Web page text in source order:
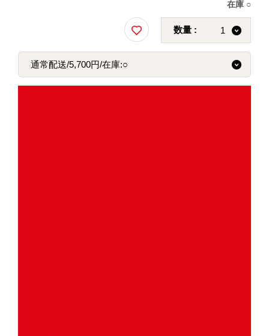
在庫 ○
数量 :